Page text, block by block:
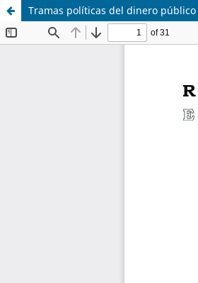
Tramas políticas del dinero público